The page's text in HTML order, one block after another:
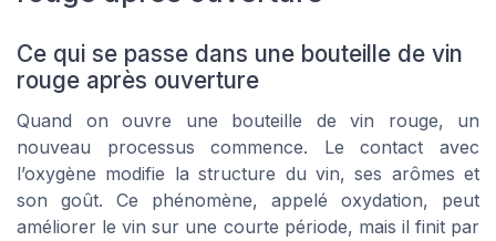
Ce qui se passe dans une bouteille de vin
rouge après ouverture
Quand on ouvre une bouteille de vin rouge, un
nouveau processus commence. Le contact avec
l’oxygène modifie la structure du vin, ses arômes et
son goût. Ce phénomène, appelé oxydation, peut
améliorer le vin sur une courte période, mais il finit par